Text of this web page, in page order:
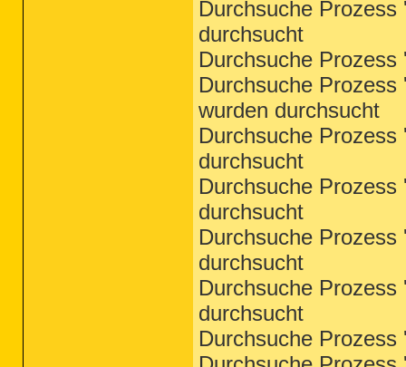
Durchsuche
durchsucht
Durchsuche
Durchsuche
wurden durchsucht
Durchsuche
durchsucht
Durchsuche
durchsucht
Durchsuche
durchsucht
Durchsuche
durchsucht
Durchsuche